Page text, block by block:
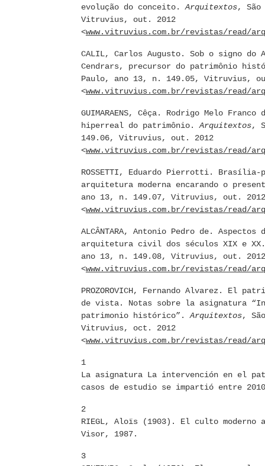
evolução do conceito.Arquitextos, São
Vitruvius, out. 2012
<www.vitruvius.com.br/revistas/read/
CALIL, Carlos Augusto. Sob o signo
Cendrars, precursor do patrimônio
Paulo, ano 13, n. 149.05, Vitruvius,
<www.vitruvius.com.br/revistas/read/
GUIMARAENS, Cêça. Rodrigo Melo
hiperreal do patrimônio.Arquitextos,
149.06, Vitruvius, out. 2012
<www.vitruvius.com.br/revistas/read/
ROSSETTI, Eduardo Pierrotti. Brasília-
arquitetura moderna encarando o
ano 13, n. 149.07, Vitruvius, out. 2012
<www.vitruvius.com.br/revistas/read/
ALCÂNTARA, Antonio Pedro de. Aspectos
arquitetura civil dos séculos XIX e
ano 13, n. 149.08, Vitruvius, out. 2012
<www.vitruvius.com.br/revistas/read/
PROZOROVICH, Fernando Alvarez. El
de vista. Notas sobre la asignatura
patrimonio histórico”.Arquitextos,
Vitruvius, oct. 2012
<www.vitruvius.com.br/revistas/read/
1
La asignatura La intervención en el
casos de estudio se impartió entre 2010
2
RIEGL, Aloïs (1903). El culto moderno
Visor, 1987.
3